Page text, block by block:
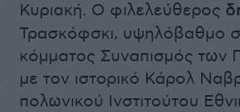
Κυριακή. Ο φιλελεύθερος
Τρασκόφσκι, υψηλόβαθμο
κόμματος Συναπισμός των
με τον ιστορικό Κάρολ
πολωνικού Ινστιτούτου